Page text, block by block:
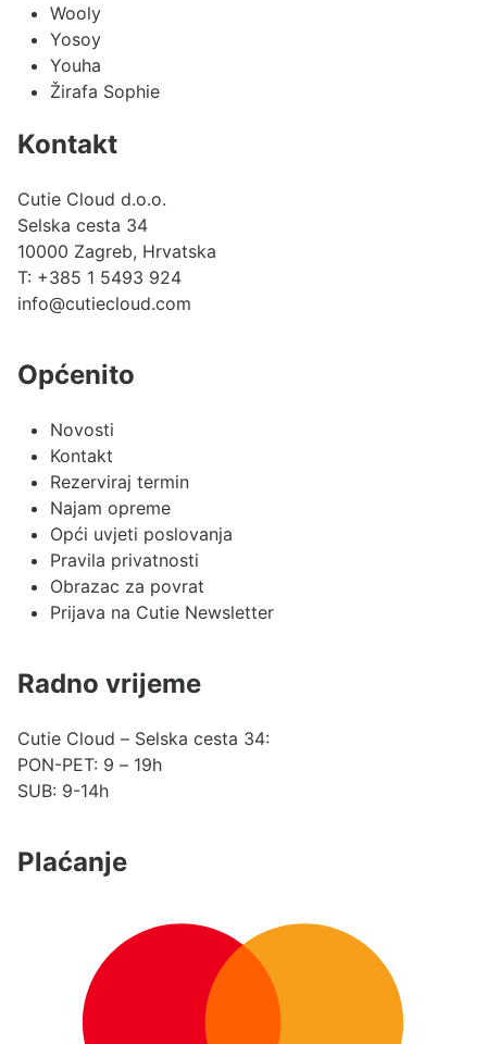
Wooly
Yosoy
Youha
Žirafa Sophie
Kontakt
Cutie Cloud d.o.o.
Selska cesta 34
10000 Zagreb, Hrvatska
T: +385 1 5493 924
info@cutiecloud.com
Općenito
Novosti
Kontakt
Rezerviraj termin
Najam opreme
Opći uvjeti poslovanja
Pravila privatnosti
Obrazac za povrat
Prijava na Cutie Newsletter
Radno vrijeme
Cutie Cloud – Selska cesta 34:
PON-PET: 9 – 19h
SUB: 9-14h
Plaćanje